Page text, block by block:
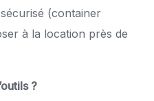
(container
à la location près de
?